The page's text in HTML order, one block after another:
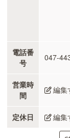
電話番
号
047-
営業時
間
編集
定休日 編集